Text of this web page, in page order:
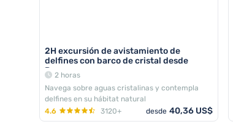
2H excursión de avistamiento de
delfines con barco de cristal desde
Peguera
2 horas
Navega sobre aguas cristalinas y contempla
delfines en su hábitat natural
4.6
3120+ desde 40,36 US$